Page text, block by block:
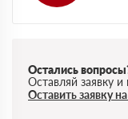
Остались
Оставляй заявку
Оставить заявку